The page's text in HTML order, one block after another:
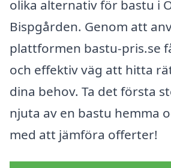
olika alternativ för bastu i
Bispgården. Genom att
plattformen bastu-pris.se
och effektiv väg att hitta
dina behov. Ta det första
njuta av en bastu hemma
med att jämföra offerter!